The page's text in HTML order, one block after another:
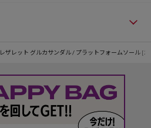
レザレット グルカサンダル / プラットフォームソール